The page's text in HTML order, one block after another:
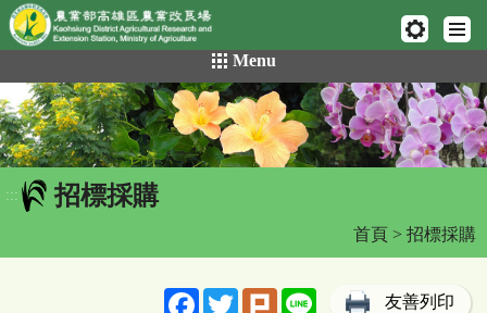
網頁置頂
到
主
要
內
容
區
Menu
::: 招標採購
首頁 > 招標採購
FacebookTwitterPlurk Line 友善列印